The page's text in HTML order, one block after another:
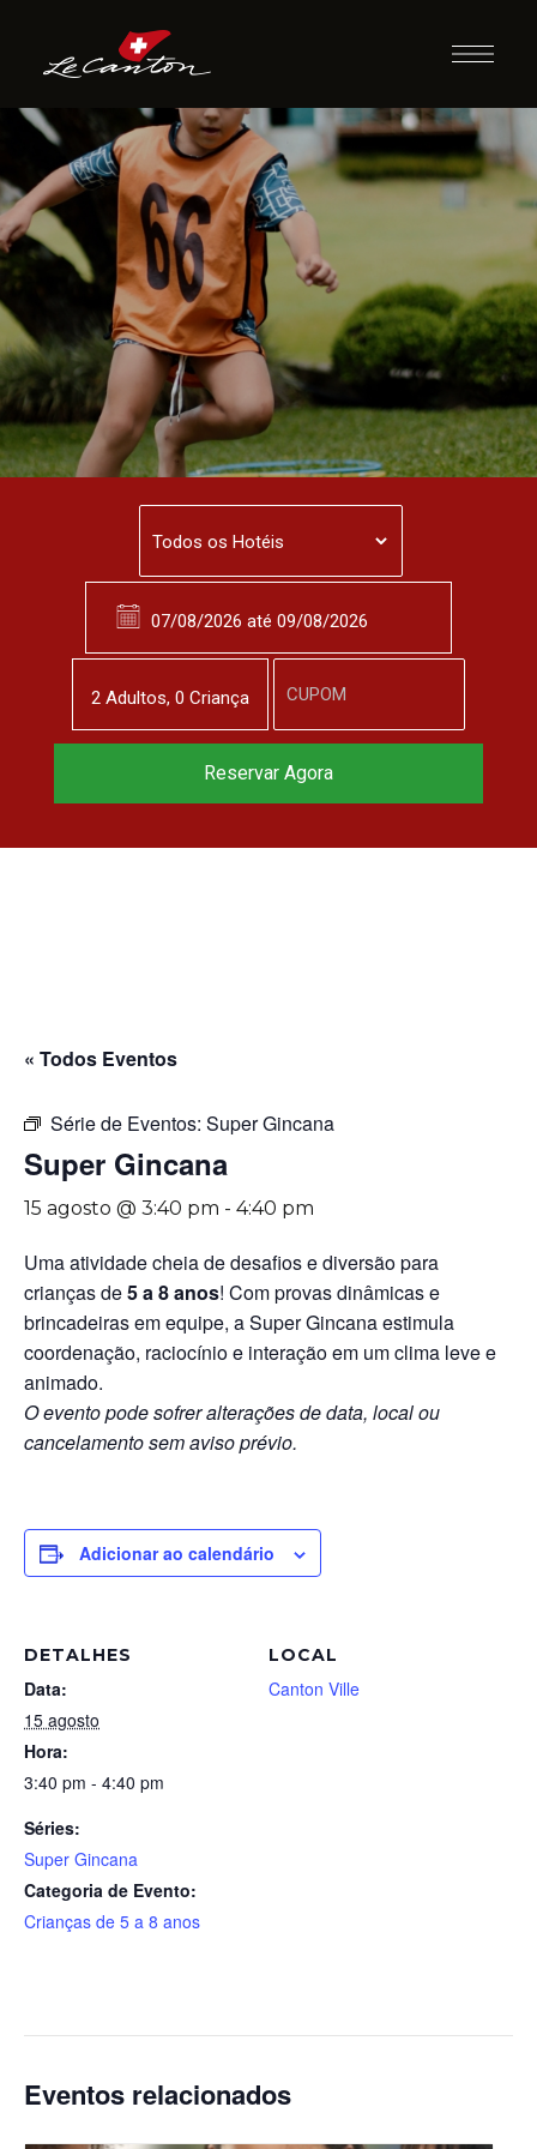
Super Gincana
« Todos Eventos
Série de Eventos: Super Gincana
Super Gincana
15 agosto @ 3:40 pm - 4:40 pm
Uma atividade cheia de desafios e diversão para
crianças de5 a 8 anos! Com provas dinâmicas e
brincadeiras em equipe, a Super Gincana estimula
coordenação, raciocínio e interação em um clima leve e
animado.
O evento pode sofrer alterações de data, local ou
cancelamento sem aviso prévio.
Adicionar ao calendário
DETALHES
Data:
15 agosto
Hora:
3:40 pm - 4:40 pm
Séries:
Super Gincana
Categoria de Evento:
Crianças de 5 a 8 anos
LOCAL
Canton Ville
Eventos relacionados
2 Adultos, 0 Criança
Reservar Agora